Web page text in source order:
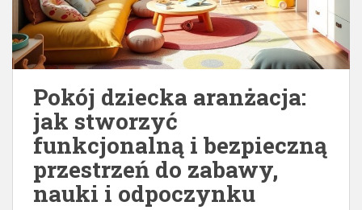
Pokój dziecka aranżacja:
jak stworzyć
funkcjonalną i bezpieczną
przestrzeń do zabawy,
nauki i odpoczynku